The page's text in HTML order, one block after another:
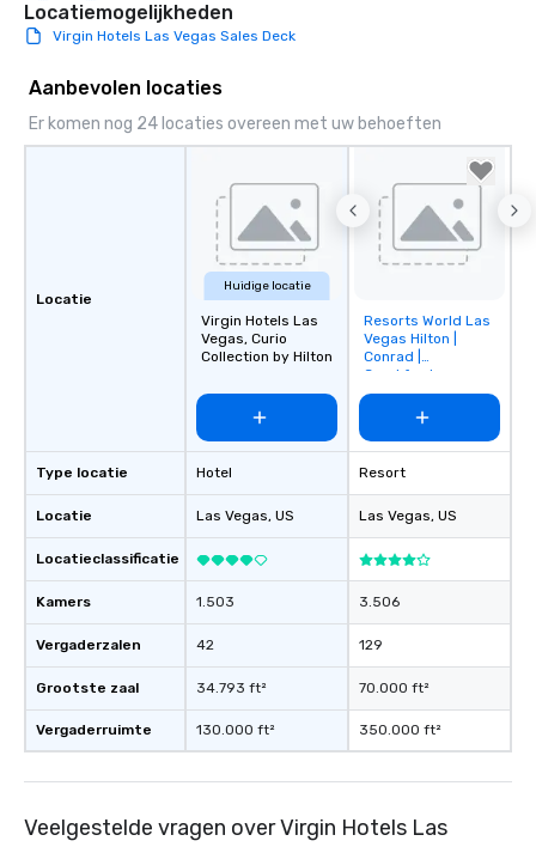
Locatiemogelijkheden
Virgin Hotels Las Vegas Sales Deck
Aanbevolen locaties
Er komen nog 24 locaties overeen met uw behoeften
Locatie
Type locatie
Locatie
Locatieclassificatie
Kamers
Vergaderzalen
Grootste zaal
Vergaderruimte
Huidige locatie
Virgin Hotels Las
Vegas, Curio
Collection by Hilton
Hotel
Las Vegas, US
1.503
42
34.793 ft²
130.000 ft²
Removed from
favorites
Resorts World Las
Vegas Hilton |
Conrad |
Crockfords
Resort
Las Vegas, US
3.506
129
70.000 ft²
350.000 ft²
Veelgestelde vragen over Virgin Hotels Las